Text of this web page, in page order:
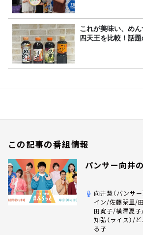
これが美味い、め
四天王を比較！話
この記事の番組情報
パンサー向井
向井慧（パンサ
イン/佐藤栞里/
田寛子/横澤夏
知弘（ライス）/
る子